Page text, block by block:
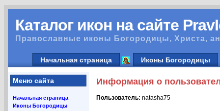
Каталог икон на сайте
Православные иконы Богородицы, Христа,
Начальная страница Иконы Богородицы
Меню сайта
Начальная страница
Иконы Богородицы
Информация о
Пользователь: natasha75